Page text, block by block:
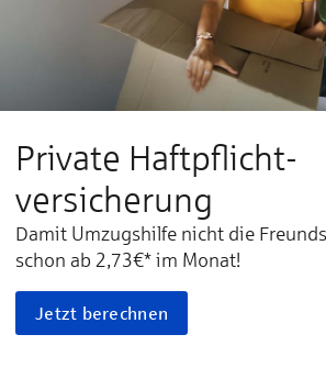
Private Haftpflicht­
versicherung
Damit Umzugshilfe nicht die
schon ab 2,73€* im Monat!
Jetzt berechnen